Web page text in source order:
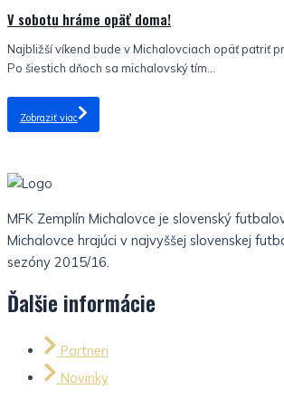
V sobotu hráme opäť doma!
Najbližší víkend bude v Michalovciach opäť patriť
Po šiestich dňoch sa michalovský tím...
Zobraziť viac
MFK Zemplín Michalovce je slovenský
Michalovce hrajúci v najvyššej slovenskej
sezóny 2015/16.
Ďalšie informácie
Partneri
Novinky